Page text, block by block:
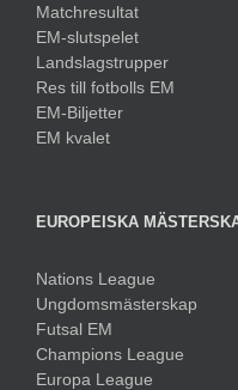
Matchresultat
EM-slutspelet
Landslagstrupper
Res till fotbolls EM
EM-Biljetter
EM kvalet
EUROPEISKA
Nations League
Ungdomsmästerskap
Futsal EM
Champions League
Europa League